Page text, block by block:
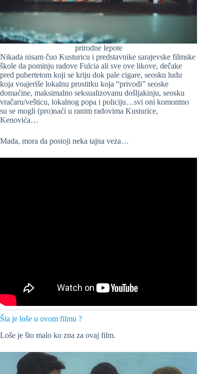
prirodne lepote
Nikada nisam čuo Kusturicu i predstavnike sarajevske filmske
škole da pominju radove Fulcia ali sve ove likove, dečake
pred pubertetom koji se kriju dok pale cigare, seosku ludu
koja voajeriše lokalnu prostitku koja “privodi” seoske
domaćine, maksimalno seksualizovanu došljakinju, seosku
vračaru/vešticu, lokalnog popa i policiju…svi oni komontno
su se mogli (pro)naći u ranim radovima Kusturice,
Kenovića…
Mada, mora da postoji neka tajna veza…
Šta je loše u ovom filmu ?
Loše je što malo ko zna za ovaj film.